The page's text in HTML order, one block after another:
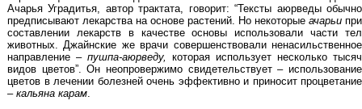
Ачарья Уградитья, автор трактата, говорит: “Тексты аюрведы обычно
предписывают лекарства на основе растений. Но некоторые ачарьи при
составлении лекарств в качестве основы использовали части тел
животных. Джайнские же врачи совершенствовали ненасильственное
направление – пушпа-аюрведу, которая использует несколько тысяч
видов цветов”. Он неопровержимо свидетельствует – использование
цветов в лечении болезней очень эффективно и приносит процветание
– кальяна карам.